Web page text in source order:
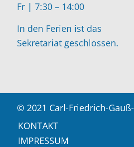
Fr | 7:30 – 14:00
In den Ferien ist das
Sekretariat geschlossen.
© 2021 Carl-Friedrich-
KONTAKT
IMPRESSUM